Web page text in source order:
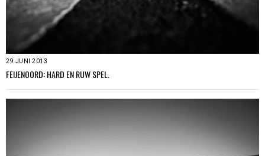
29 JUNI 2013
FEIJENOORD: HARD EN RUW SPEL.